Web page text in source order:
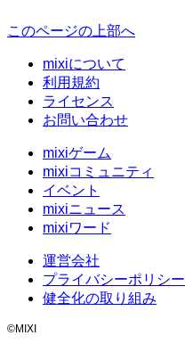
このページの上部へ
mixiについて
利用規約
ライセンス
お問い合わせ
mixiゲーム
mixiコミュニティ
イベント
mixiニュース
mixiワード
運営会社
プライバシーポリシー
健全化の取り組み
©MIXI